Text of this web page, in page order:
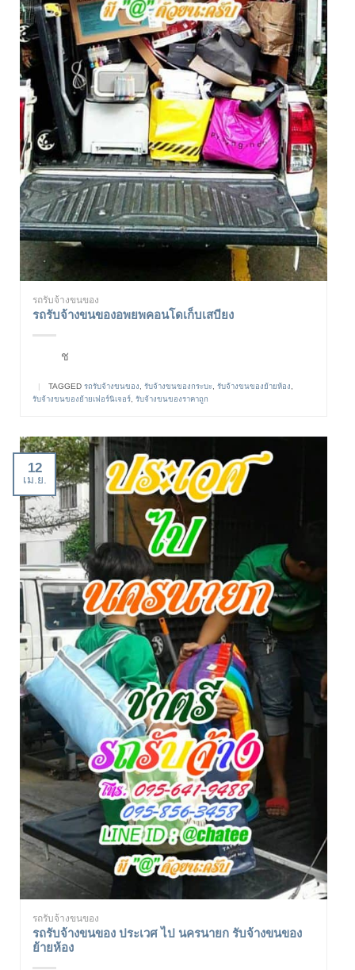
รถรับจ้างขนของ
รถรับจ้างขนของอพยพคอนโดเก็บเสบียง
ช
| TAGGED รถรับจ้างขนของ, รับจ้างขนของกระบะ, รับจ้างขนของย้ายห้อง,
รับจ้างขนของย้ายเฟอร์นิเจอร์, รับจ้างขนของราคาถูก
12
เม.ย.
รถรับจ้างขนของ
รถรับจ้างขนของ ประเวศ ไป นครนายก รับจ้างขนของ
ย้ายห้อง